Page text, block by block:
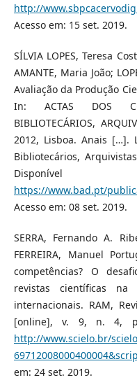
http://
Acesso em: 15 set. 2019.
SÍLVIA LOPES, Teresa
AMANTE, Maria João;
Avaliação da Produção
In: ACTAS DOS
BIBLIOTECÁRIOS,
2012, Lisboa. Anais […].
Bibliotecários,
https://www.bad.pt/
Acesso em: 08 set. 2019.
SERRA, Fernando A.
FERREIRA, Manuel
competências? O
revistas científicas
internacionais. RAM,
[online], v. 9, n. 4, p.
http://www.scielo.br/
em: 24 set. 2019.